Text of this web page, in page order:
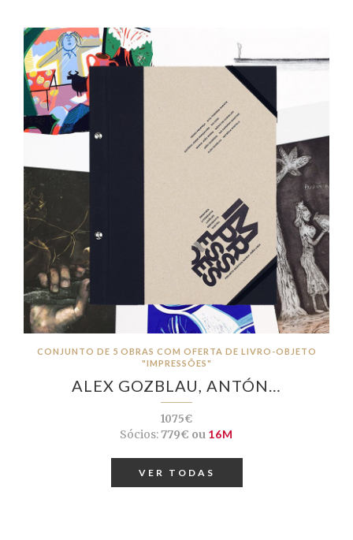
CONJUNTO DE 5 OBRAS COM OFERTA DE LIVRO-OBJETO
"IMPRESSÕES"
ALEX GOZBLAU, ANTÓN…
1075€
Sócios:779€ ou 16M
VER TODAS